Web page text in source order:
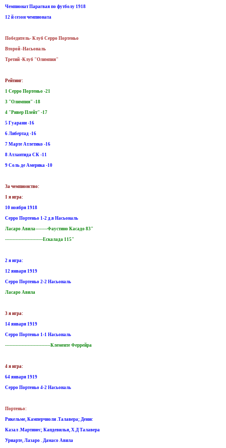
Чемпионат Парагвая по футболу 1918
12 й сезон чемпионата
Победитель- Клуб Серро Портеньо
Второй -Насьональ
Третий -Клуб "Олимпия"
Рейтинг:
1 Серро Портеньо -21
3 "Олимпия" -18
4 "Ривер Плейт" -17
5 Гуарани -16
6 Либертад -16
7 Maрте Атлетико -16
8 Aтлантида СК -11
9 Соль де Америка -10
За чемпионство:
1 я игра:
10 ноября 1918
Серро Портеньо 1-2 д.в Насьональ
Ласаро Aвила--------Фаустино Касадо 83"
-------------------------Eскалада 115"
2 я игра:
12 января 1919
Серро Портеньо 2-2 Насьональ
Ласаро Aвила
3 я игра:
14 января 1919
Серро Портеньо 1-1 Насьональ
------------------------------Клементе Феррейра
4 я игра:
64 января 1919
Серро Портеньо 4-2 Насьональ
Портеньо:
Рикельме, Камперчиоли .Талавера; Денис
Казал .Мартинес; Капдевилья, Х.Д Талавера
Уриарте, Лазаро . Дамасо Авила